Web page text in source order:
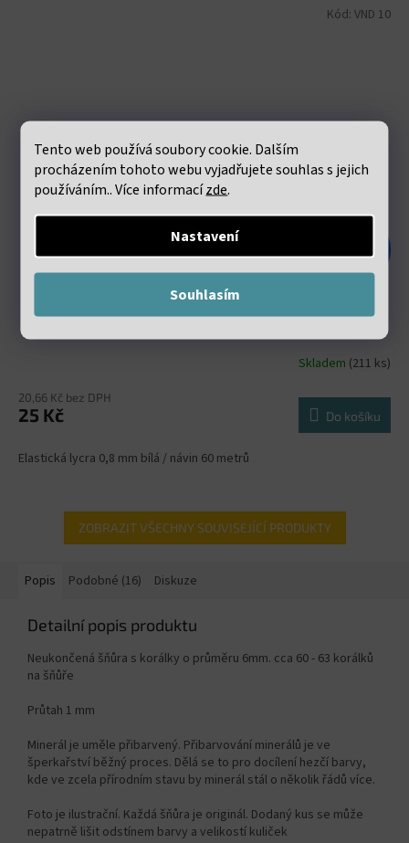
Tento web používá soubory cookie. Dalším
procházením tohoto webu vyjadřujete souhlas s jejich
používáním.. Více informacízde.
Nastavení
Souhlasím
–47 %
Elastická lycra 0.8mm bílá návin 60 metrů
Skladem (211 ks)
20,66 Kč bez DPH
25 Kč Do košíku
Elastická lycra 0,8 mm bílá / návin 60 metrů
Kód: VND 10
ZOBRAZIT VŠECHNY SOUVISEJÍCÍ PRODUKTY
Popis Podobné (16) Diskuze
Detailní popis produktu
Neukončená šňůra s korálky o průměru 6mm. cca 60 - 63 korálků
na šňůře
Průtah 1 mm
Minerál je uměle přibarvený. Přibarvování minerálů je ve
šperkařství běžný proces. Dělá se to pro docílení hezčí barvy,
kde ve zcela přírodním stavu by minerál stál o několik řádů více.
Foto je ilustrační. Každá šňůra je originál. Dodaný kus se může
nepatrně lišit odstínem barvy a velikostí kuliček